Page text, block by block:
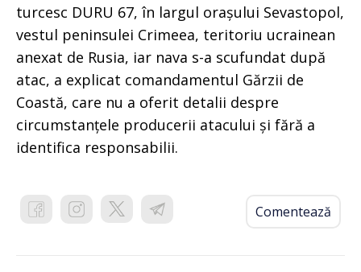
turcesc DURU 67, în largul orașului Sevastopol,
vestul peninsulei Crimeea, teritoriu ucrainean
anexat de Rusia, iar nava s-a scufundat după
atac, a explicat comandamentul Gărzii de
Coastă, care nu a oferit detalii despre
circumstanțele producerii atacului și fără a
identifica responsabilii.
Comentează